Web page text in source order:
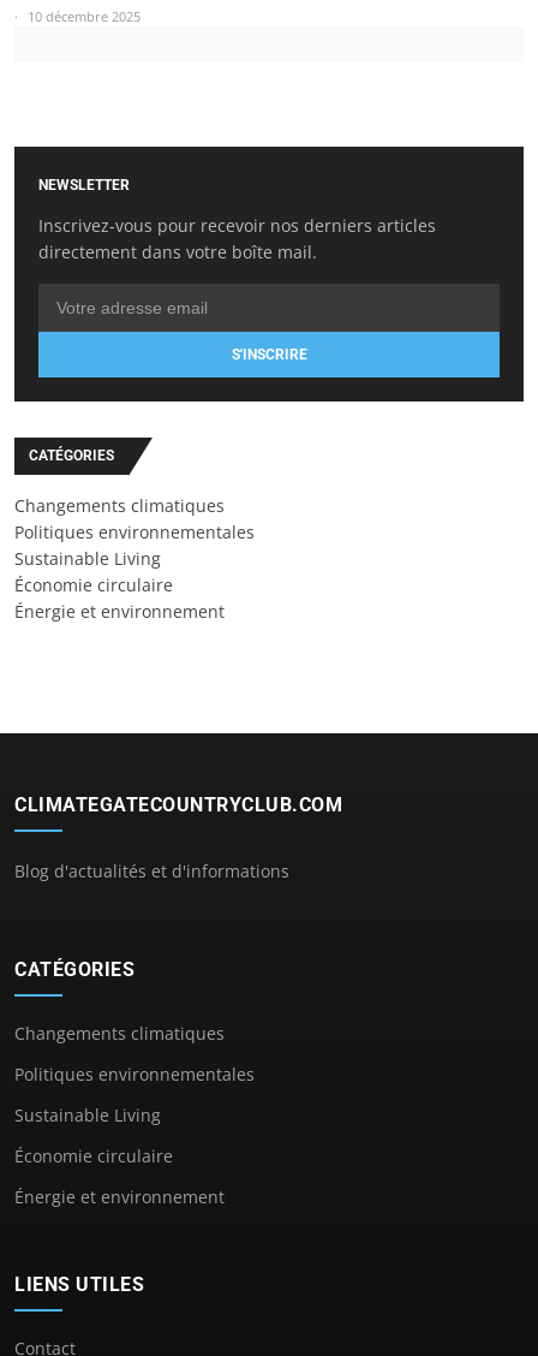
10 décembre 2025
NEWSLETTER
Inscrivez-vous pour recevoir nos derniers articles
directement dans votre boîte mail.
S'INSCRIRE
CATÉGORIES
Changements climatiques
Politiques environnementales
Sustainable Living
Économie circulaire
Énergie et environnement
CLIMATEGATECOUNTRYCLUB.COM
Blog d'actualités et d'informations
CATÉGORIES
Changements climatiques
Politiques environnementales
Sustainable Living
Économie circulaire
Énergie et environnement
LIENS UTILES
Contact